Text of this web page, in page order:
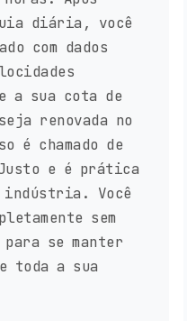
diária, você
com dados
a sua cota de
renovada no
é chamado de
e é prática
indústria. Você
sem
se manter
toda a sua